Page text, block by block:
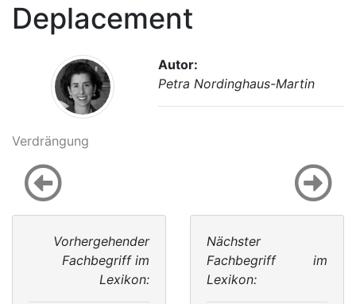
Deplacement
Autor:
Petra Nordinghaus-Martin
Verdrängung
Vorhergehender
Fachbegriff im
Lexikon:
Nächster
Fachbegriff im
Lexikon: